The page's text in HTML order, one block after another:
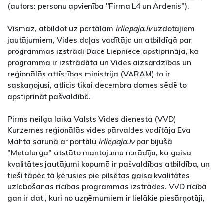
(autors: personu apvienība "Firma L4 un Ardenis").
Vismaz, atbildot uz portālam irliepaja.lvuzdotajiem
jautājumiem, Vides daļas vadītāja un atbildīgā par
programmas izstrādi Dace Liepniece apstiprināja, ka
programma ir izstrādāta un Vides aizsardzības un
reģionālās attīstības ministrija (VARAM) to ir
saskaņojusi, atlicis tikai decembra domes sēdē to
apstiprināt pašvaldībā.
Pirms neilga laika Valsts Vides dienesta (VVD)
Kurzemes reģionālās vides pārvaldes vadītāja Eva
Mahta sarunā ar portālu irliepaja.lvpar bijušā
"Metalurga" atstāto mantojumu norādīja, ka gaisa
kvalitātes jautājumi kopumā ir pašvaldības atbildība, un
tieši tāpēc tā ķērusies pie pilsētas gaisa kvalitātes
uzlabošanas rīcības programmas izstrādes. VVD rīcībā
gan ir dati, kuri no uzņēmumiem ir lielākie piesārņotāji,